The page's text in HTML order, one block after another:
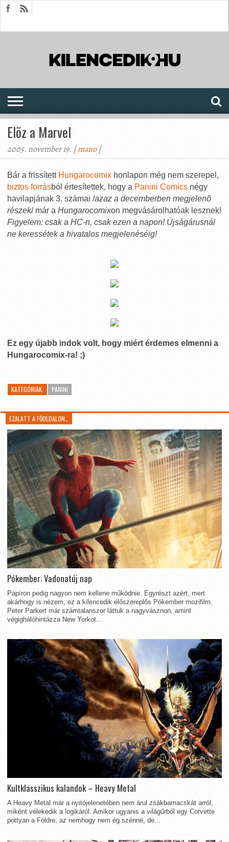
Elõz a Marvel
2005. november 19. |mano|
Bár a frissített Hungarocomix honlapon még nem szerepel,
biztos forrásból értesítettek, hogy a Panini Comics négy
havilapjának 3. számai /azaz a decemberben megjelenõ
részek/ már a Hungarocomixon megvásárolhatóak lesznek!
Figyelem: csak a HC-n, csak ezen a napon! Újságárusnál
ne keressétek a hivatalos megjelenéséig!
Ez egy újabb indok volt, hogy miért érdemes elmenni a
Hungarocomix-ra! ;)
KATEGÓRIÁK: PANINI
EZALATT A FŐOLDALON…
Pókember: Vadonatúj nap
Papíron pedig nagyon nem kellene működnie. Egyrészt azért, mert
akárhogy is nézem, ez a kilencedik élőszereplős Pókember mozifilm.
Peter Parkert már számtalanszor láttuk a nagyvásznon, amint
végighálóhintázza New Yorkot...
Kultklasszikus kalandok – Heavy Metal
A Heavy Metal már a nyitójelenetében nem árul zsákbamacskát arról,
miként vélekedik a logikáról. Amikor ugyanis a világűrből egy Corvette
pottyan a Földre, az nemhogy nem ég szénné, de...